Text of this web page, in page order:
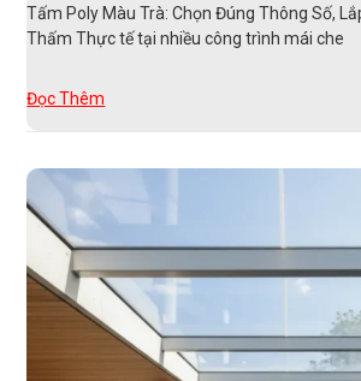
Tấm Poly Màu Trà: Chọn Đúng Thông Số,
Thấm Thực tế tại nhiều công trình mái che
Đọc Thêm